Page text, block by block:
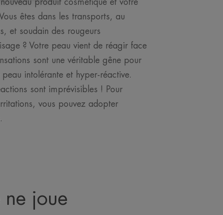
produit cosmétique et votre
êtes dans les transports, au
et soudain des rougeurs
? Votre peau vient de réagir face
sont une véritable gêne pour
peau intolérante et hyper-réactive.
sont imprévisibles ! Pour
vous pouvez adopter
ne joue